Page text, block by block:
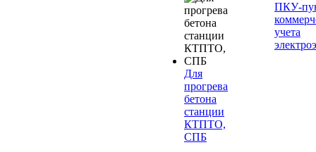
Для
прогрева
бетона
станции
КТПТО,
СПБ
ПКУ-
учета